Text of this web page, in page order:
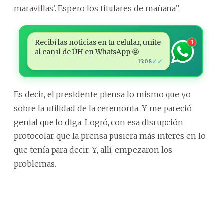
maravillas’. Espero los titulares de mañana”.
Recibí las noticias en tu celular, unite
al canal de ÚH en WhatsApp 🤩
15:08✓✓
1
Es decir, el presidente piensa lo mismo que yo
sobre la utilidad de la ceremonia. Y me pareció
genial que lo diga. Logró, con esa disrupción
protocolar, que la prensa pusiera más interés en lo
que tenía para decir. Y, allí, empezaron los
problemas.